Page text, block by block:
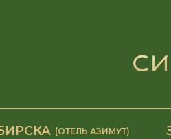
(ОТЕЛЬ АЗИМУТ)